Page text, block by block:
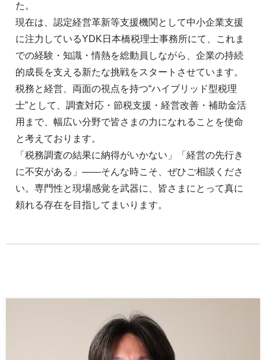
た。
現在は、認定経営革新等支援機関として中小企業支援
に注力しているYDK日本橋税理士事務所にて、これま
での経験・知識・情熱を総動員しながら、企業の持続
的成長を支える新たな挑戦をスタートさせています。
税務と経営、両面の視点を持つ“ハイブリッド型税理
士”として、調査対応・節税支援・経営改善・補助金活
用まで、幅広い分野で皆さまの力になれることを使命
と考えております。
「税務調査の結果に納得がいかない」「経営の先行き
に不安がある」――そんな時こそ、ぜひご相談くださ
い。専門性と現場感覚を武器に、皆さまにとって真に
頼れる存在を目指してまいります。